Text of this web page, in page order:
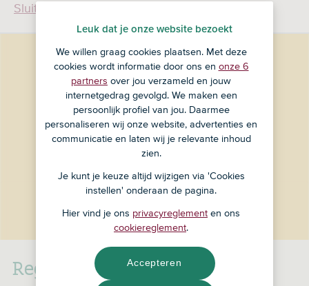
Sluiten
RegioBank is nu ASN Bank
Leuk dat je onze website bezoekt
We willen graag cookies plaatsen. Met deze
cookies wordt informatie door ons en onze 6
partners over jou verzameld en jouw
internetgedrag gevolgd. We maken een
persoonlijk profiel van jou. Daarmee
personaliseren wij onze website, advertenties en
communicatie en laten wij je relevante inhoud
zien.
Je kunt je keuze altijd wijzigen via 'Cookies
instellen' onderaan de pagina.
Hier vind je ons privacyreglement en ons
cookiereglement.
Accepteren